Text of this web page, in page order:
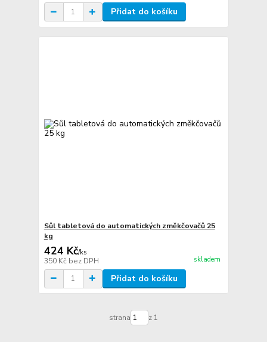
Přidat do košíku
Sůl tabletová do automatických změkčovačů 25
kg
424 Kč/ks
350 Kč bez DPH skladem
Přidat do košíku
strana z 1